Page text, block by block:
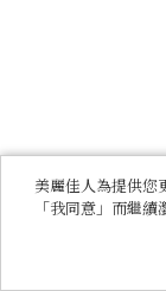
美麗佳人為提供您
「我同意」而繼